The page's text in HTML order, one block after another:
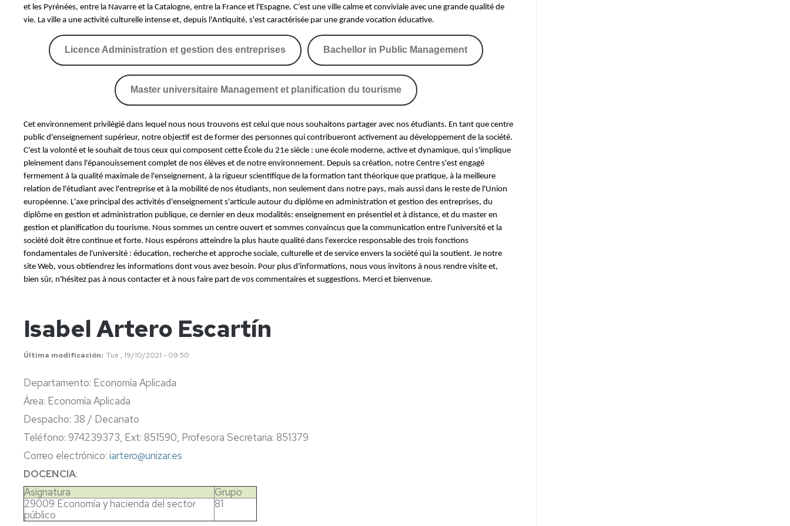
et les Pyrénées, entre la Navarre et la Catalogne, entre la France et l'Espagne. C'est une ville calme et conviviale avec une grande qualité de
vie. La ville a une activité culturelle intense et, depuis l'Antiquité, s'est caractérisée par une grande vocation éducative.
Licence Administration et gestion des entreprises Bachellor in Public Management
Master universitaire Management et planification du tourisme
Cet environnement privilégié dans lequel nous nous trouvons est celui que nous souhaitons partager avec nos étudiants. En tant que centre
public d'enseignement supérieur, notre objectif est de former des personnes qui contribueront activement au développement de la société.
C'est la volonté et le souhait de tous ceux qui composent cette École du 21e siècle : une école moderne, active et dynamique, qui s'implique
pleinement dans l'épanouissement complet de nos élèves et de notre environnement. Depuis sa création, notre Centre s'est engagé
fermement à la qualité maximale de l'enseignement, à la rigueur scientifique de la formation tant théorique que pratique, à la meilleure
relation de l'étudiant avec l'entreprise et à la mobilité de nos étudiants, non seulement dans notre pays, mais aussi dans le reste de l'Union
européenne. L'axe principal des activités d'enseignement s'articule autour du diplôme en administration et gestion des entreprises, du
diplôme en gestion et administration publique, ce dernier en deux modalités: enseignement en présentiel et à distance, et du master en
gestion et planification du tourisme. Nous sommes un centre ouvert et sommes convaincus que la communication entre l'université et la
société doit être continue et forte. Nous espérons atteindre la plus haute qualité dans l'exercice responsable des trois fonctions
fondamentales de l'université : éducation, recherche et approche sociale, culturelle et de service envers la société qui la soutient. Je notre
site Web, vous obtiendrez les informations dont vous avez besoin. Pour plus d'informations, nous vous invitons à nous rendre visite et,
bien sûr, n'hésitez pas à nous contacter et à nous faire part de vos commentaires et suggestions. Merci et bienvenue.
Isabel Artero Escartín
Última modificación Tue , 19/10/2021 - 09:50
Departamento: Economía Aplicada
Área: Economía Aplicada
Despacho: 38 / Decanato
Teléfono: 974239373, Ext: 851590, Profesora Secretaria: 851379
Correo electrónico: iartero@unizar.es
DOCENCIA:
Asignatura
Grupo
29009 Economía y hacienda del sector
público
81